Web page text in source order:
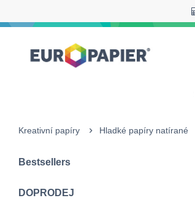
Kreativní papíry Hladké papíry natírané
Bestsellers
DOPRODEJ